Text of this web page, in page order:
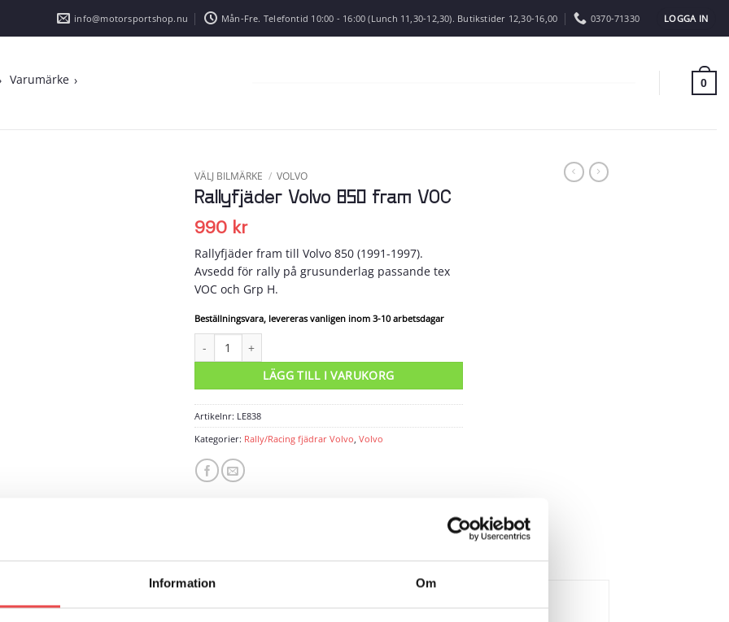
Information Om
info@motorsportshop.nu Mån-Fre. Telefontid 10:00 - 16:00 (Lunch 11,30-12,30). Butikstider 12,30-16,00 0370-71330 LOGGA IN
Varumärke 0
VÄLJ BILMÄRKE / VOLVO
Rallyfjäder Volvo 850 fram VOC
990 kr
Rallyfjäder fram till Volvo 850 (1991-1997).
Avsedd för rally på grusunderlag passande tex
VOC och Grp H.
Beställningsvara, levereras vanligen inom 3-10 arbetsdagar
LÄGG TILL I VARUKORG
Artikelnr: LE838
Kategorier: Rally/Racing fjädrar Volvo, Volvo
(0)
för rally på grusunderlag passande tex VOC och Grp H.